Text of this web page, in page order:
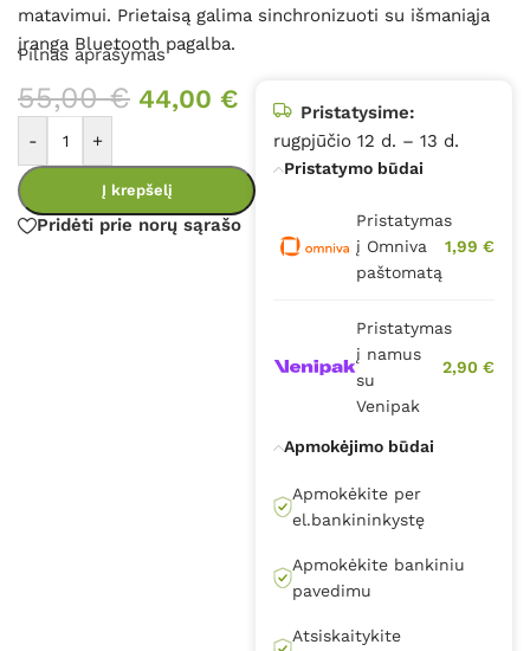
matavimui. Prietaisą galima sinchronizuoti su išmaniąja
įranga Bluetooth pagalba.
Pilnas aprašymas
55,00€ 44,00 €
- +
Į krepšelį
Pridėti prie norų sąrašo
Pristatysime:
rugpjūčio 12 d. – 13 d.
Pristatymo būdai
Pristatymas
į Omniva
paštomatą
1,99 €
Pristatymas
į namus
su
Venipak
2,90 €
Apmokėjimo būdai
Apmokėkite per
el.bankininkystę
Apmokėkite bankiniu
pavedimu
Atsiskaitykite